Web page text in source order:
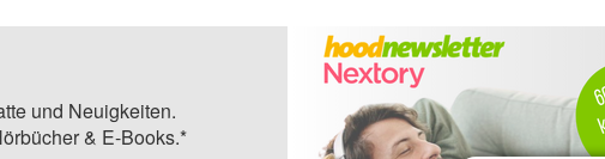
und Neuigkeiten.
& E-Books.*